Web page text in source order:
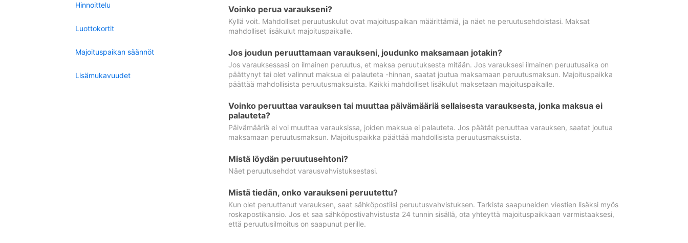
Hinnoittelu
Luottokortit
Majoituspaikan säännöt
Lisämukavuudet
Voinko perua varaukseni?
Kyllä voit. Mahdolliset peruutuskulut ovat majoituspaikan määrittämiä, ja näet ne peruutusehdoistasi. Maksat
mahdolliset lisäkulut majoituspaikalle.
Jos joudun peruuttamaan varaukseni, joudunko maksamaan jotakin?
Jos varauksessasi on ilmainen peruutus, et maksa peruutuksesta mitään. Jos varauksesi ilmainen peruutusaika on
päättynyt tai olet valinnut maksua ei palauteta -hinnan, saatat joutua maksamaan peruutusmaksun. Majoituspaikka
päättää mahdollisista peruutusmaksuista. Kaikki mahdolliset lisäkulut maksetaan majoituspaikalle.
Voinko peruuttaa varauksen tai muuttaa päivämääriä sellaisesta varauksesta, jonka maksua ei
palauteta?
Päivämääriä ei voi muuttaa varauksissa, joiden maksua ei palauteta. Jos päätät peruuttaa varauksen, saatat joutua
maksamaan peruutusmaksun. Majoituspaikka päättää mahdollisista peruutusmaksuista.
Mistä löydän peruutusehtoni?
Näet peruutusehdot varausvahvistuksestasi.
Mistä tiedän, onko varaukseni peruutettu?
Kun olet peruuttanut varauksen, saat sähköpostiisi peruutusvahvistuksen. Tarkista saapuneiden viestien lisäksi myös
roskapostikansio. Jos et saa sähköpostivahvistusta 24 tunnin sisällä, ota yhteyttä majoituspaikkaan varmistaaksesi,
että peruutusilmoitus on saapunut perille.